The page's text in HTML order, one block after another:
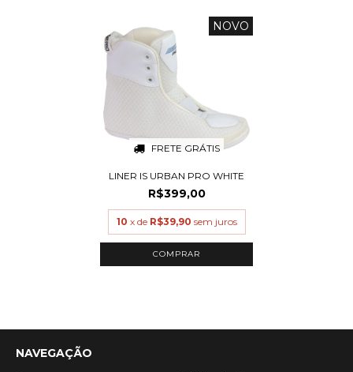
FRETE GRÁTIS
NOVO
LINER IS URBAN PRO WHITE
R$399,00
10 x de R$39,90 sem juros
COMPRAR
NAVEGAÇÃO